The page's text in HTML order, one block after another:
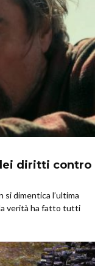
diritti contro
si dimentica l’ultima
verità ha fatto tutti